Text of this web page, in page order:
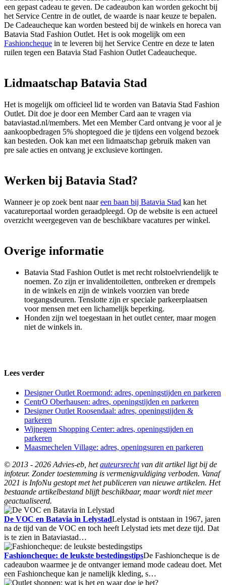
een gepast cadeau te geven. De cadeaubon kan worden gekocht bij
het Service Centre in de outlet, de waarde is naar keuze te bepalen.
De Cadeaucheque kan worden besteed bij de winkels en horeca van
Batavia Stad Fashion Outlet. Het is ook mogelijk om een
Fashioncheque in te leveren bij het Service Centre en deze te laten
ruilen tegen een Batavia Stad Fashion Outlet Cadeaucheque.
Lidmaatschap Batavia Stad
Het is mogelijk om officieel lid te worden van Batavia Stad Fashion
Outlet. Dit doe je door een Member Card aan te vragen via
bataviastad.nl/members. Met een Member Card ontvang je voor al je
aankoopbedragen 5% shoptegoed die je tijdens een volgend bezoek
kan besteden. Ook kan met een lidmaatschap gebruik maken van
pre sale acties en ontvang je exclusieve kortingen.
Werken bij Batavia Stad?
Wanneer je op zoek bent naareen baan bij Batavia Stad kan het
vacatureportaal worden geraadpleegd. Op de website is een actueel
overzicht weergegeven van de beschikbare vacatures per winkel.
Overige informatie
Batavia Stad Fashion Outlet is met recht rolstoelvriendelijk te
noemen. Zo zijn er invalidentoiletten, ontbreken er drempels
in de winkels en zijn de winkels voorzien van brede
toegangsdeuren. Tenslotte zijn er speciale parkeerplaatsen
voor mensen met een lichamelijk beperking.
Honden zijn wel toegestaan in het outlet center, maar mogen
niet de winkels in.
Lees verder
Designer Outlet Roermond: adres, openingstijden en parkeren
CentrO Oberhausen: adres, openingstijden en parkeren
Designer Outlet Roosendaal: adres, openingstijden &
parkeren
Wijnegem Shopping Center: adres, openingstijden en
parkeren
Maasmechelen Village: adres, openingsuren en parkeren
© 2013 - 2026 Advies-eb, hetauteursrechtvan dit artikel ligt bij de
infoteur. Zonder toestemming is vermenigvuldiging verboden. Vanaf
2021 is InfoNu gestopt met het publiceren van nieuwe artikelen. Het
bestaande artikelbestand blijft beschikbaar, maar wordt niet meer
geactualiseerd.
De VOC en Batavia in LelystadLelystad is ontstaan in 1967, jaren
na de tijd van de VOC en toch heeft Lelystad iets met deze tijd. Dat
is te zien in Bataviastad…
Fashioncheque: de leukste bestedingstipsDe Fashioncheque is de
cadeaubon waarmee je de ontvanger iemand mode cadeau doet. Met
een Fashioncheque kan je namelijk kleding, s…